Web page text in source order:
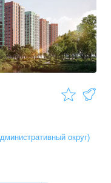
от14 592 460 ₽
29 предложений
от16 964 350 ₽
округ)